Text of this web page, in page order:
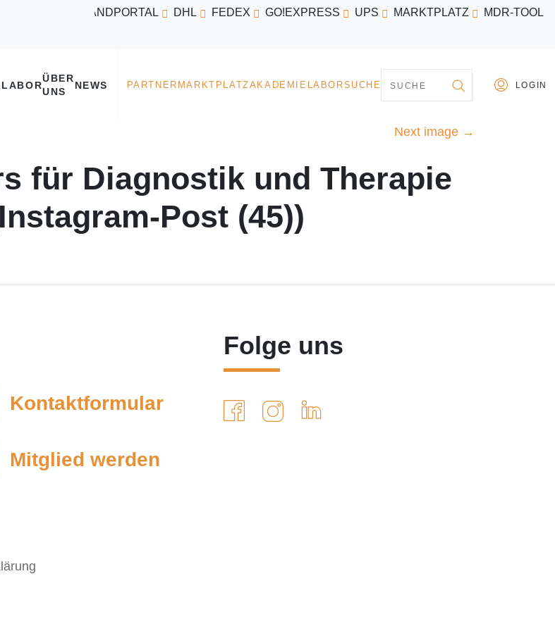
VERSANDPORTAL DHL FEDEX GO!EXPRESS UPS MARKTPLATZ MDR-TOOL
Next image →
für Diagnostik und Therapie
Post (45))
Kontaktformular
Mitglied werden
Folge uns